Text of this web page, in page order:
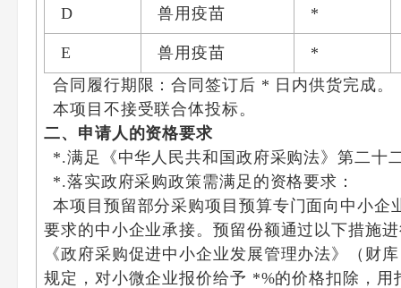
D 兽用疫苗 *
E 兽用疫苗
*
合同履行期限：合同签订后 * 日内供货完成。
本项目不接受联合体投标。
二、申请人的资格要求
*.满足《中华人民共和国政府采购法》第二十
*.落实政府采购政策需满足的资格要求：
本项目预留部分采购项目预算专门面向中小
要求的中小企业承接。预留份额通过以下措施
《政府采购促进中小企业发展管理办法》（
规定，对小微企业报价给予 *%的价格扣除，